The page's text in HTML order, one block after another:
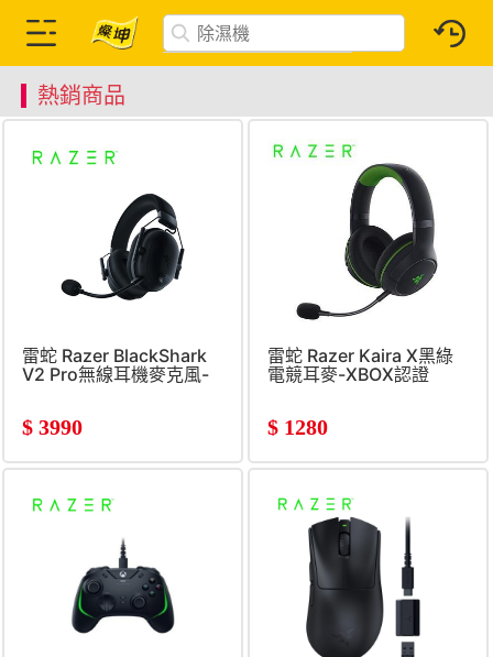
熱銷商品
雷蛇 Razer BlackShark
V2 Pro無線耳機麥克風-
$ 3990
雷蛇 Razer Kaira X黑綠
電競耳麥-XBOX認證
$ 1280